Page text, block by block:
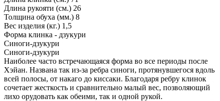
Длина рукояти (см.) 26
Толщина обуха (мм.) 8
Вес изделия (кг.) 1,5
Форма клинка - дзукури
Синоги-дзукури
Синоги-дзукури
Наиболее часто встречающаяся форма во все периоды после
Хэйан. Названа так из-за ребра синоги, протянувшегося вдоль
всей полосы, от накаго до киссаки. Благодаря ребру клинок
сочетает жесткость и сравнительно малый вес, позволяющий
лихо орудовать как обеими, так и одной рукой.